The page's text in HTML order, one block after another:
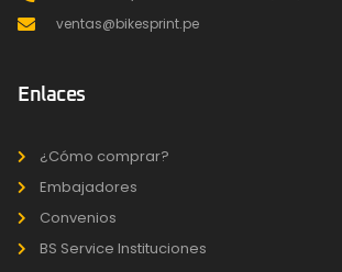
ventas@bikesprint.pe
Enlaces
¿Cómo comprar?
Embajadores
Convenios
BS Service Instituciones